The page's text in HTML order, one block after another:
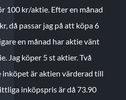
100 kr/aktie. Efter en månad
då passar jag på att köpa 6
en månad har aktie vänt
Jag köper 5 st aktier.Två
inköpet är aktien värderad till
inköpspris är då 73.90